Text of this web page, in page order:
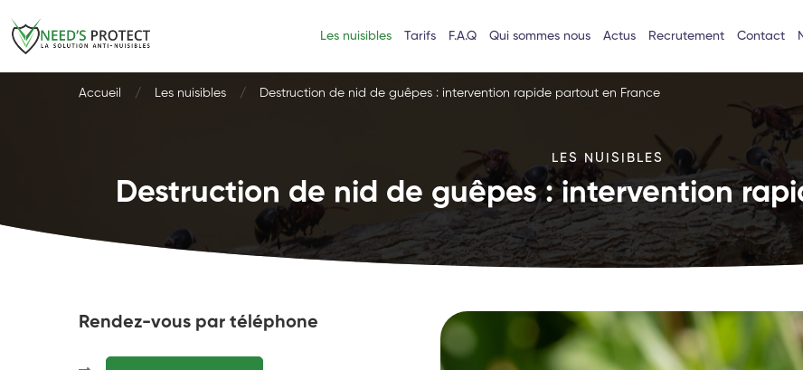
Les nuisibles Tarifs F.A.Q Qui sommes nous Actus Recrutement Contact
Accueil Les nuisibles Destruction de nid de guêpes : intervention rapide partout en France
LES NUISIBLES
Destruction de nid de guêpes : intervention
Rendez-vous par téléphone